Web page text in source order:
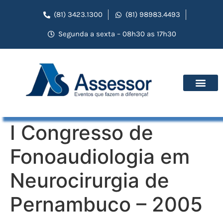
(81) 3423.1300 (81) 98983.4493
Segunda a sexta – 08h30 as 17h30
I Congresso de
Fonoaudiologia em
Neurocirurgia de
Pernambuco – 2005